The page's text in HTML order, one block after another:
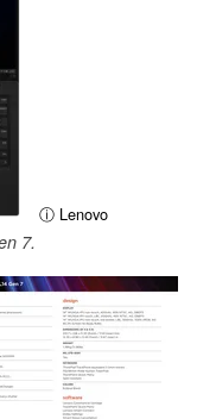
ⓘ Lenovo
7.